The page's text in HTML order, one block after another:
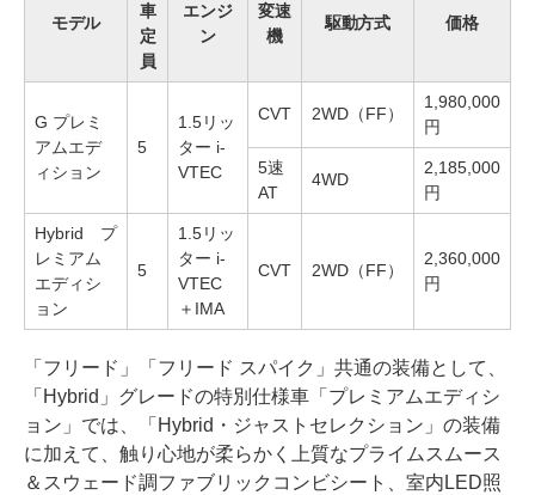
モデル
車
定
員
エンジ
ン
変速
機
駆動方式 価格
G プレミ
アムエデ
ィション
5
1.5リッ
ター i-
VTEC
CVT 2WD（FF）
1,980,000
円
5速
AT
4WD
2,185,000
円
Hybrid プ
レミアム
エディシ
ョン
5
1.5リッ
ター i-
VTEC
＋IMA
CVT 2WD（FF）
2,360,000
円
「フリード」「フリード スパイク」共通の装備として、
「Hybrid」グレードの特別仕様車「プレミアムエディシ
ョン」では、「Hybrid・ジャストセレクション」の装備
に加えて、触り心地が柔らかく上質なプライムスムース
＆スウェード調ファブリックコンビシート、室内LED照